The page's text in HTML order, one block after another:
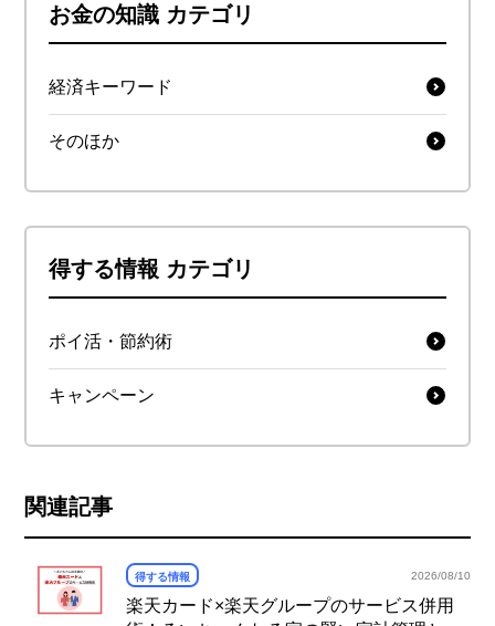
お金の知識 カテゴリ
経済キーワード
そのほか
得する情報 カテゴリ
ポイ活・節約術
キャンペーン
関連記事
得する情報 2026/08/10
楽天カード×楽天グループのサービス併用